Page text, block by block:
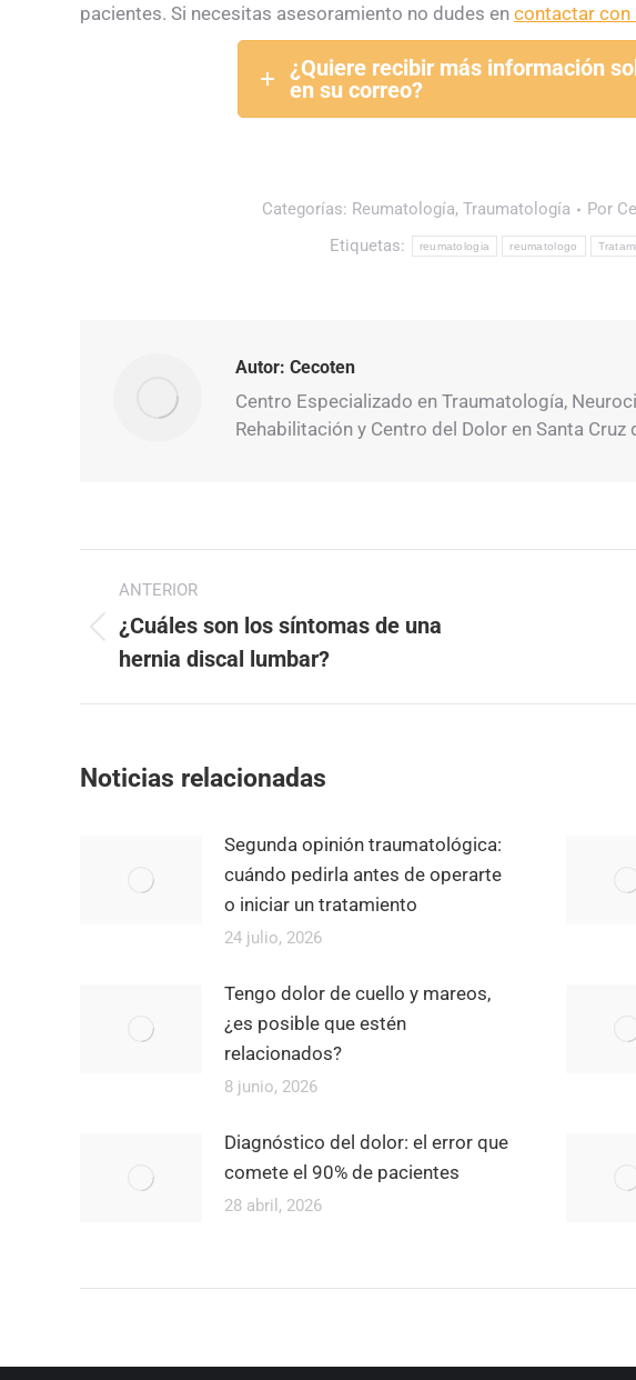
pacientes. Si necesitas asesoramiento no dudes en contactar con
¿Quiere recibir más información
en su correo?
Categorías: Reumatología, Traumatología Por
Etiquetas:
reumatologia reumatologo
Autor: Cecoten
Centro Especializado en Traumatología,
Rehabilitación y Centro del Dolor en Santa Cruz
entre
publicaciones
ANTERIOR
Publicación
anterior:
¿Cuáles son los síntomas de una
hernia discal lumbar?
Noticias relacionadas
Segunda opinión traumatológica:
cuándo pedirla antes de operarte
o iniciar un tratamiento
24 julio, 2026
Tengo dolor de cuello y mareos,
¿es posible que estén
relacionados?
8 junio, 2026
Diagnóstico del dolor: el error que
comete el 90% de pacientes
28 abril, 2026